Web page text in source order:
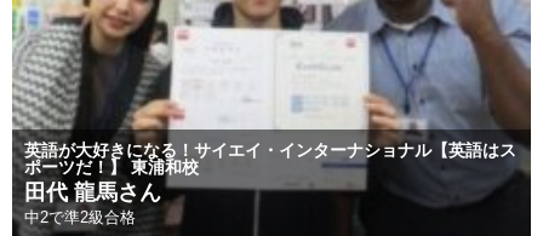
英語が大好きになる！サイエイ・インターナショナル【英語はス
ポーツだ！】 東浦和校
田代 龍馬さん
中2で準2級合格